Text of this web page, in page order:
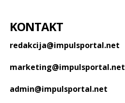
KONTAKT
redakcija@impulsportal.net
marketing@impulsportal.net
admin@impulsportal.net